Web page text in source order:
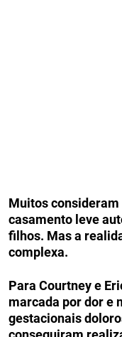
Muitos
casamento leve
filhos. Mas a
complexa.
Para Courtney e
marcada por dor e
gestacionais